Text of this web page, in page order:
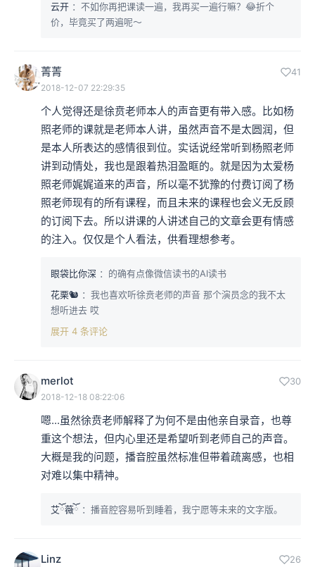
云开 ：不如你再把课读一遍，我再买一遍行嘛？😂折个
价，毕竟买了两遍呢～
菁菁 41
2018-12-07 22:29:35
个人觉得还是徐贲老师本人的声音更有带入感。比如杨
照老师的课就是老师本人讲，虽然声音不是太圆润，但
是本人所表达的感情很到位。实话说经常听到杨照老师
讲到动情处，我也是跟着热泪盈眶的。就是因为太爱杨
照老师娓娓道来的声音，所以毫不犹豫的付费订阅了杨
照老师现有的所有课程，而且未来的课程也会义无反顾
的订阅下去。所以讲课的人讲述自己的文章会更有情感
的注入。仅仅是个人看法，供看理想参考。
眼袋比你深 ：的确有点像微信读书的AI读书
花栗🐿️ ：我也喜欢听徐贲老师的声音 那个演员念的我不太
想听进去 哎
展开 4 条评论
merlot 30
2018-12-18 08:22:06
嗯...虽然徐贲老师解释了为何不是由他亲自录音，也尊
重这个想法，但内心里还是希望听到老师自己的声音。
大概是我的问题，播音腔虽然标准但带着疏离感，也相
对难以集中精神。
艾ོ薇ོ ：播音腔容易听到睡着，我宁愿等未来的文字版。
Linz 26